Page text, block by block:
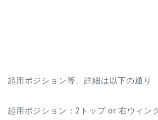
起用ポジション等、詳細は以下の通り
起用ポジション：2トップ or 右ウィン